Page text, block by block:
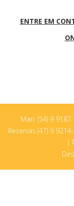
ENTRE EM
Mari: (54) 9
Reservas (47) 9
|